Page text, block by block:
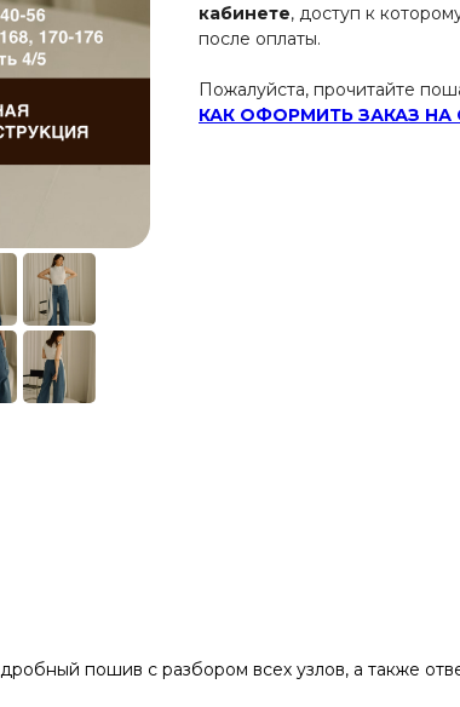
кабинете, доступ к
после оплаты.
Пожалуйста, прочитайте
КАК ОФОРМИТЬ ЗАКАЗ НА
пошив с разбором всех узлов, а также